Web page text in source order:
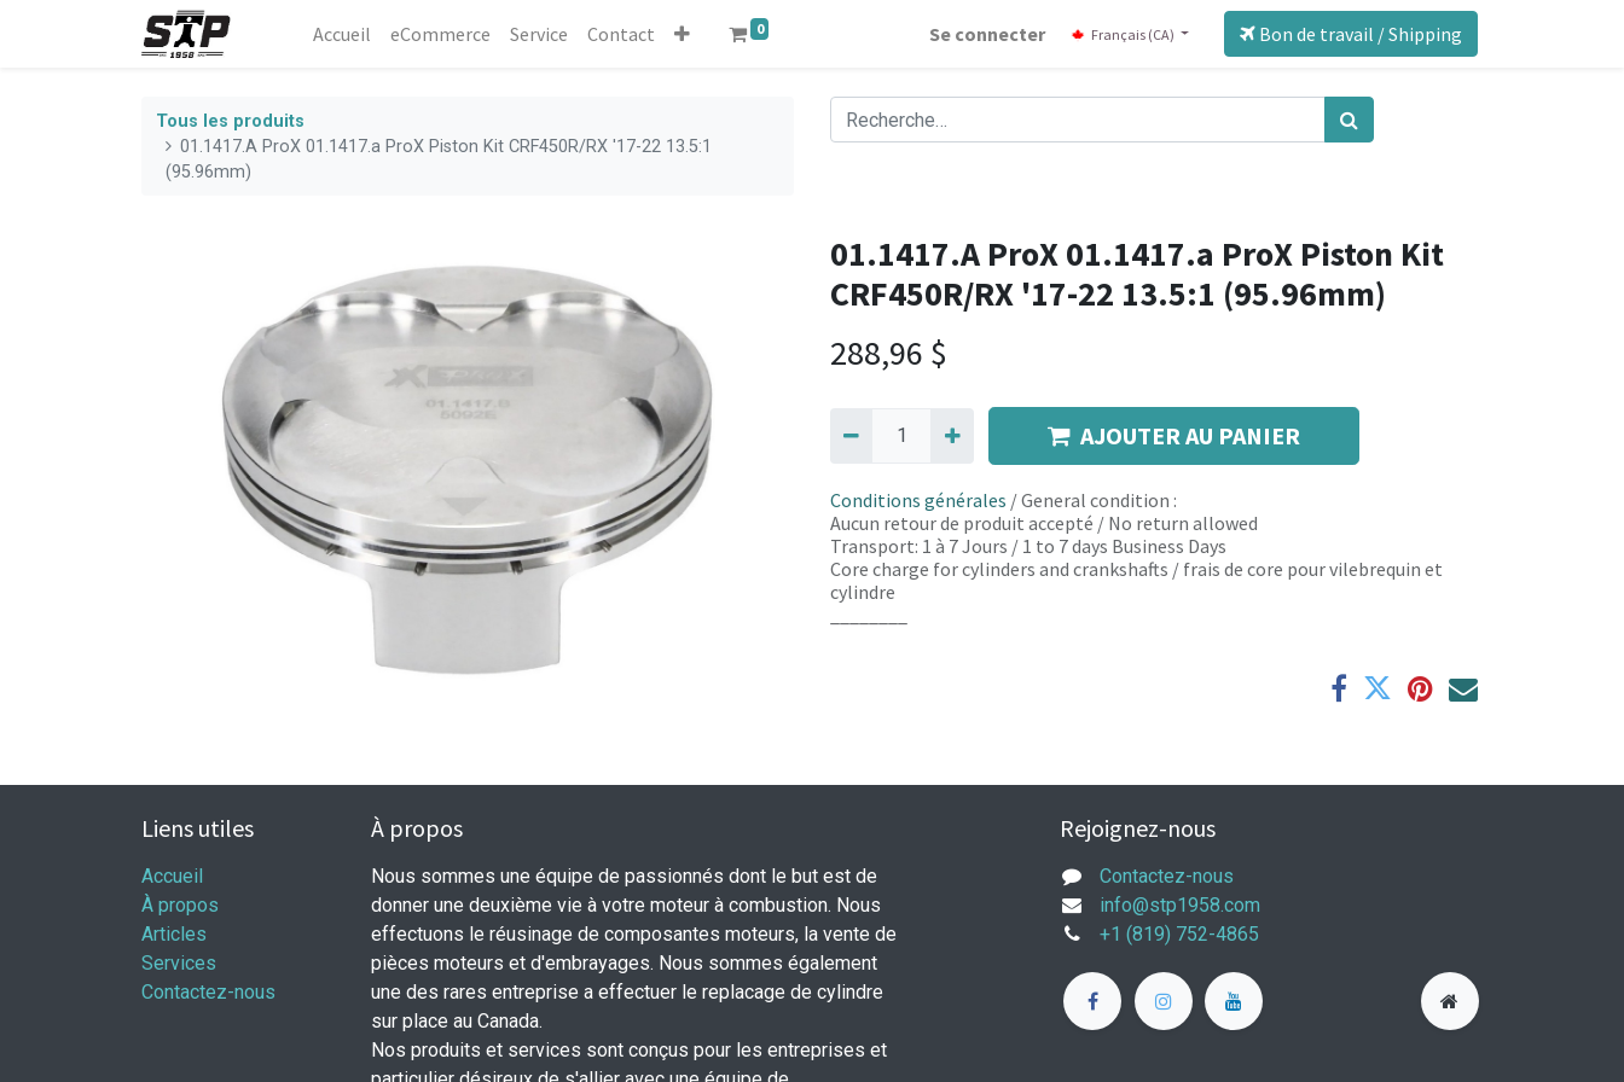
Accueil eCommerce​ Service Contact 0 Se connecter Français (CA) Bon de travail / Shipping
Tous les produits
01.1417.A ProX 01.1417.a ProX Piston Kit CRF450R/RX '17-22 13.5:1
(95.96mm)
01.1417.A ProX 01.1417.a ProX Piston Kit
CRF450R/RX '17-22 13.5:1 (95.96mm)
288,96 $
AJOUTER AU PANIER
Conditions générales / General condition :
Aucun retour de produit accepté / No return allowed
Transport: 1 à 7 Jours / 1 to 7 days Business Days
Core charge for cylinders and crankshafts / frais de core pour vilebrequin et
cylindre
Liens utiles
Accueil
À propos
Articles
Services
Contactez-nous
À propos
Nous sommes une équipe de passionnés dont le but est de
donner une deuxième vie à votre moteur à combustion. Nous
effectuons le réusinage de composantes moteurs, la vente de
pièces moteurs et d'embrayages. Nous sommes également
une des rares entreprise a effectuer le replacage de cylindre
sur place au Canada.
Nos produits et services sont conçus pour les entreprises et
Rejoignez-nous
Contactez-nous
info@stp1958.com
+1 (819) 752-4865